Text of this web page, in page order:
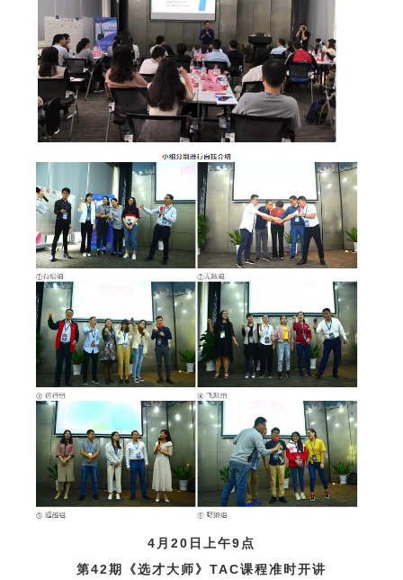
4月20日上午9点
第42期《选才大师》TAC课程准时开讲